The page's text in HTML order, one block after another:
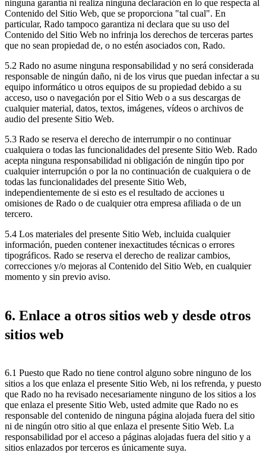
ninguna garantía ni realiza ninguna declaración en lo que respecta al
Contenido del Sitio Web, que se proporciona "tal cual". En
particular, Rado tampoco garantiza ni declara que su uso del
Contenido del Sitio Web no infrinja los derechos de terceras partes
que no sean propiedad de, o no estén asociados con, Rado.
5.2 Rado no asume ninguna responsabilidad y no será considerada
responsable de ningún daño, ni de los virus que puedan infectar a su
equipo informático u otros equipos de su propiedad debido a su
acceso, uso o navegación por el Sitio Web o a sus descargas de
cualquier material, datos, textos, imágenes, vídeos o archivos de
audio del presente Sitio Web.
5.3 Rado se reserva el derecho de interrumpir o no continuar
cualquiera o todas las funcionalidades del presente Sitio Web. Rado
acepta ninguna responsabilidad ni obligación de ningún tipo por
cualquier interrupción o por la no continuación de cualquiera o de
todas las funcionalidades del presente Sitio Web,
independientemente de si esto es el resultado de acciones u
omisiones de Rado o de cualquier otra empresa afiliada o de un
tercero.
5.4 Los materiales del presente Sitio Web, incluida cualquier
información, pueden contener inexactitudes técnicas o errores
tipográficos. Rado se reserva el derecho de realizar cambios,
correcciones y/o mejoras al Contenido del Sitio Web, en cualquier
momento y sin previo aviso.
6. Enlace a otros sitios web y desde otros
sitios web
6.1 Puesto que Rado no tiene control alguno sobre ninguno de los
sitios a los que enlaza el presente Sitio Web, ni los refrenda, y puesto
que Rado no ha revisado necesariamente ninguno de los sitios a los
que enlaza el presente Sitio Web, usted admite que Rado no es
responsable del contenido de ninguna página alojada fuera del sitio
ni de ningún otro sitio al que enlaza el presente Sitio Web. La
responsabilidad por el acceso a páginas alojadas fuera del sitio y a
sitios enlazados por terceros es únicamente suya.